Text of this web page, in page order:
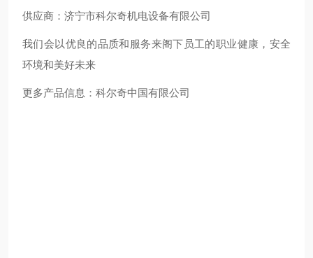
供应商：济宁市科尔奇机电设备有限公司
我们会以优良的品质和服务来阁下员工的职业健康，安全
环境和美好未来
更多产品信息：科尔奇中国有限公司